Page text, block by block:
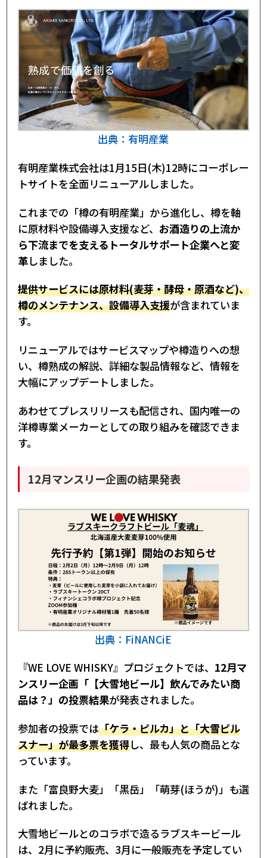
出典：有明産業
有明産業株式会社は1月15日(木)12時にコーポレー
トサイトを全面リニューアルしました。
これまでの「樽の有明産業」から進化し、樽を軸
に原材料や設備導入支援など、 お酒造りの上流か
ら下流までを支えるトータルサポート企業へと変
革しました。
提供サービスには原材料(麦芽・酵母・原酒など)、
樽のメンテナンス、設備導入支援が含まれていま
す。
リニューアルではサービスマップや樽造りへの想
い、樽熟成の解説、詳細な製品情報など、情報を
大幅にアップデートしました。
あわせてプレスリリースも配信され、国内唯一の
洋樽専業メーカーとしての取り組みを確認できま
す。
12月マンスリー企画の結果発表
出典：FiNANCiE
『WE LOVE WHISKY』プロジェクトでは、 12月マ
ンスリー企画「【大雪地ビール】飲んでみたい商
品は？」の投票結果が発表されました。
参加者の投票では「ケラ・ピルカ」と「大雪ピル
スナー」が最多票を獲得し、最も人気の商品とな
っています。
また「富良野大麦」「黒岳」「萌芽(ほうが)」も選
ばれました。
大雪地ビールとのコラボで造るラブスキービール
は、2月に予約販売、3月に一般販売を予定してい